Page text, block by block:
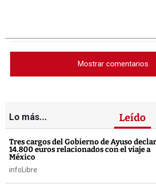
Mostrar comentarios
Lo más... Leído
Tres cargos del Gobierno de Ayuso
14.800 euros relacionados con el viaje a
México
infoLibre